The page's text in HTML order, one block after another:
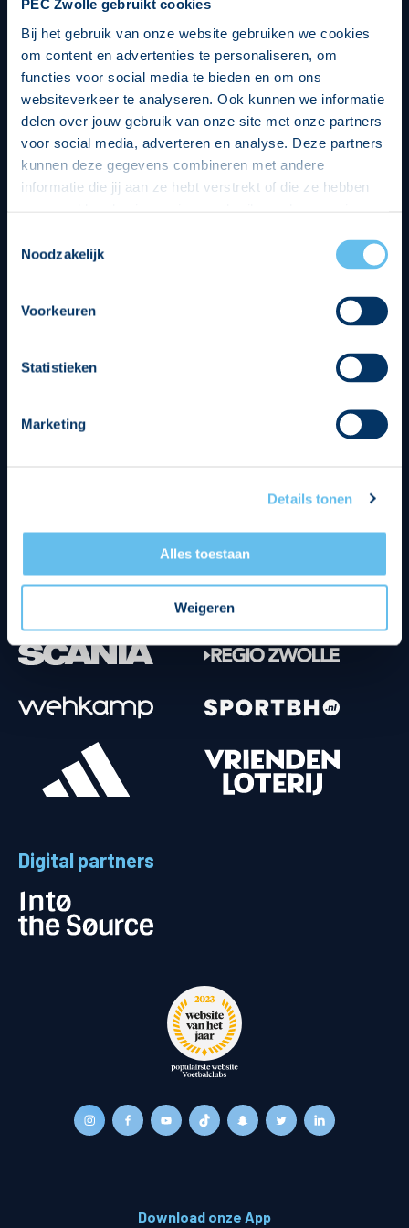
PEC Zwolle gebruikt cookies
Bij het gebruik van onze website gebruiken we cookies
om content en advertenties te personaliseren, om
functies voor social media te bieden en om ons
websiteverkeer te analyseren. Ook kunnen we informatie
delen over jouw gebruik van onze site met onze partners
voor social media, adverteren en analyse. Deze partners
kunnen deze gegevens combineren met andere
informatie die jij aan ze hebt verstrekt of die ze hebben
op een veilige en integere wijze. Je kunt je toestemming
beheren op de privacy- en cookieverklaring pagina.
Noodzakelijk
Voorkeuren
Statistieken
Marketing
Details tonen
Alles toestaan
Weigeren
Digital partners
Download onze App